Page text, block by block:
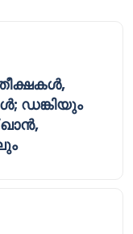
ഡങ്കിയും